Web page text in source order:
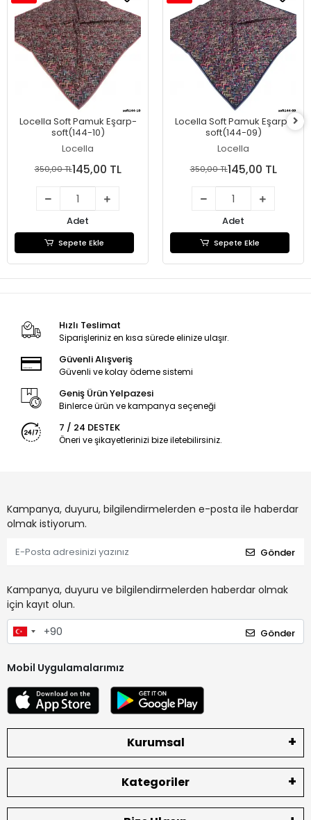
Locella Soft Pamuk Eşarp-
soft(144-10)
Locella
350,00 TL145,00 TL
Adet
Sepete Ekle
Locella Soft Pamuk Eşarp-
soft(144-09)
Locella
350,00 TL145,00 TL
Adet
Sepete Ekle
Hızlı Teslimat
Siparişleriniz en kısa sürede elinize ulaşır.
Güvenli Alışveriş
Güvenli ve kolay ödeme sistemi
Geniş Ürün Yelpazesi
Binlerce ürün ve kampanya seçeneği
7 / 24 DESTEK
Öneri ve şikayetlerinizi bize iletebilirsiniz.
Kampanya, duyuru, bilgilendirmelerden e-posta ile haberdar
olmak istiyorum.
Gönder
Kampanya, duyuru ve bilgilendirmelerden haberdar olmak
için kayıt olun.
Gönder
Mobil Uygulamalarımız
Kurumsal
Kategoriler